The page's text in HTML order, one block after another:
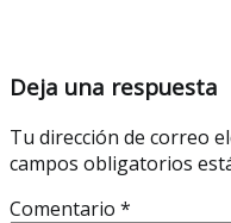
Deja una respuesta
Tu dirección de correo
campos obligatorios
Comentario *